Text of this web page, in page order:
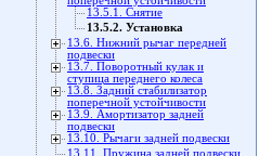
13.5.1. Снятие
13.5.2. Установка
13.6. Нижний рычаг передней
подвески
13.7. Поворотный кулак и
ступица переднего колеса
13.8. Задний стабилизатор
поперечной устойчивости
13.9. Амортизатор задней
подвески
13.10. Рычаги задней подвески
13.11. Пружина задней подвески